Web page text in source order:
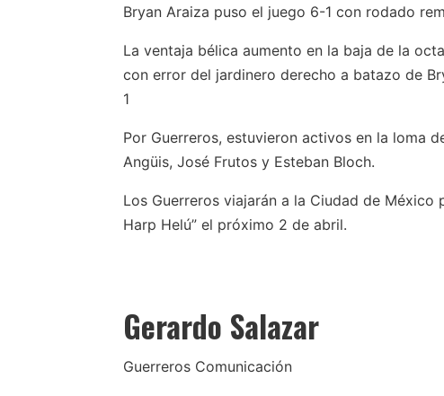
Bryan Araiza puso el juego 6-1 con rodado
La ventaja bélica aumento en la baja de la
con error del jardinero derecho a batazo de
1
Por Guerreros, estuvieron activos en la loma
Angüis, José Frutos y Esteban Bloch.
Los Guerreros viajarán a la Ciudad de
Harp Helú” el próximo 2 de abril.
Gerardo Salazar
Guerreros Comunicación